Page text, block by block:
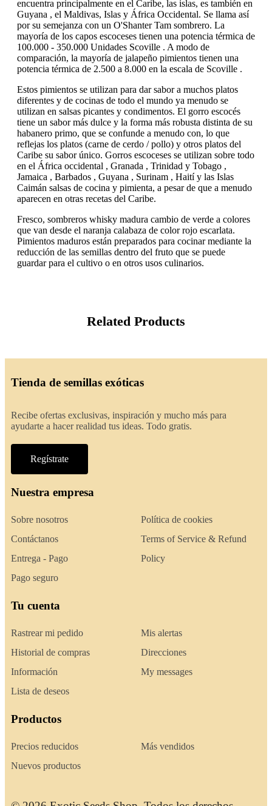
encuentra principalmente en el Caribe, las islas, es también en
Guyana , el Maldivas, Islas y África Occidental. Se llama así
por su semejanza con un O'Shanter Tam sombrero. La
mayoría de los capos escoceses tienen una potencia térmica de
100.000 - 350.000 Unidades Scoville . A modo de
comparación, la mayoría de jalapeño pimientos tienen una
potencia térmica de 2.500 a 8.000 en la escala de Scoville .
Estos pimientos se utilizan para dar sabor a muchos platos
diferentes y de cocinas de todo el mundo ya menudo se
utilizan en salsas picantes y condimentos. El gorro escocés
tiene un sabor más dulce y la forma más robusta distinta de su
habanero primo, que se confunde a menudo con, lo que
reflejas los platos (carne de cerdo / pollo) y otros platos del
Caribe su sabor único. Gorros escoceses se utilizan sobre todo
en el África occidental , Granada , Trinidad y Tobago ,
Jamaica , Barbados , Guyana , Surinam , Haití y las Islas
Caimán salsas de cocina y pimienta, a pesar de que a menudo
aparecen en otras recetas del Caribe.
Fresco, sombreros whisky madura cambio de verde a colores
que van desde el naranja calabaza de color rojo escarlata.
Pimientos maduros están preparados para cocinar mediante la
reducción de las semillas dentro del fruto que se puede
guardar para el cultivo o en otros usos culinarios.
Related Products
Tienda de semillas exóticas
Recibe ofertas exclusivas, inspiración y mucho más para
ayudarte a hacer realidad tus ideas. Todo gratis.
Regístrate
Nuestra empresa
Sobre nosotros
Contáctanos
Entrega - Pago
Pago seguro
Política de cookies
Terms of Service & Refund
Policy
Tu cuenta
Rastrear mi pedido
Historial de compras
Información
Lista de deseos
Mis alertas
Direcciones
My messages
Productos
Precios reducidos
Nuevos productos
Más vendidos